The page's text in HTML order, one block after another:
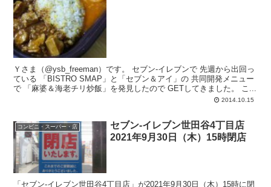
Ｙさま（@ysb_freeman）です。 セブン-イレブンで 先週から出回っ
ている 「BISTRO SMAP」と「セブン＆アイ」の 共同開発メニュー
で 「麻婆＆海老チリ炒飯」を発見したので GETしてきました。 こ...
2014.10.15
コンビニ・スーパー・店
セブン-イレブン世田谷4丁目店
2021年9月30日（木）15時閉店
「セブン-イレブン世田谷4丁目店」が2021年9月30日（木）15時に閉